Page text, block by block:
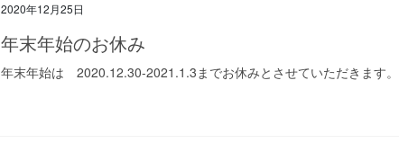
2020年12月25日
年末年始のお休み
年末年始は 2020.12.30-2021.1.3までお休みとさせていただきます。